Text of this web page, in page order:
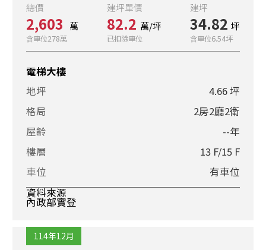
總價
2,603 萬
含車位278萬
建坪單價
82.2 萬/坪
已扣除車位
建坪
34.82 坪
含車位6.54坪
電梯大樓
地坪
4.66 坪
格局
2房2廳2衛
屋齡
--年
樓層
13 F/15 F
車位
有車位
資料來源
內政部實登
114年12月